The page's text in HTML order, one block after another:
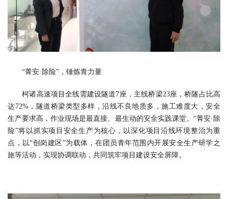
“菁安·除险”，锤炼青力量
柯诸高速项目全线需建设隧道7座，主线桥梁23座，桥隧占比高
达72%，隧道桥梁类型多样，沿线不良地质多，施工难度大，安全
生产要求高，作业现场是最直接、最生动的安全实践课堂。“菁安·除
险”将以抓实项目安全生产为核心，以深化项目沿线环境整治为重
点，以“创岗建区”为载体，在团员青年范围内开展安全生产研学之
旅等活动，实现协调联动，共同筑牢项目建设安全屏障。